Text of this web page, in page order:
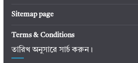
Sitemap page
Terms & Conditions
তারিখ অনুসারে সার্চ করুন।